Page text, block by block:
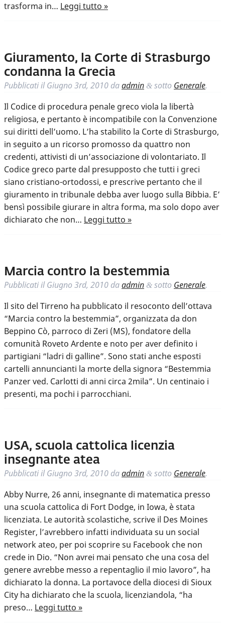
trasforma in… Leggi tutto »
Giuramento, la Corte di Strasburgo
condanna la Grecia
Pubblicati ilGiugno 3rd, 2010 daadmin & sotto Generale.
Il Codice di procedura penale greco viola la libertà
religiosa, e pertanto è incompatibile con la Convenzione
sui diritti dell’uomo. L’ha stabilito la Corte di Strasburgo,
in seguito a un ricorso promosso da quattro non
credenti, attivisti di un’associazione di volontariato. Il
Codice greco parte dal presupposto che tutti i greci
siano cristiano-ortodossi, e prescrive pertanto che il
giuramento in tribunale debba aver luogo sulla Bibbia. E’
bensì possibile giurare in altra forma, ma solo dopo aver
dichiarato che non… Leggi tutto »
Marcia contro la bestemmia
Pubblicati ilGiugno 3rd, 2010 daadmin & sotto Generale.
Il sito del Tirreno ha pubblicato il resoconto dell’ottava
“Marcia contro la bestemmia”, organizzata da don
Beppino Cò, parroco di Zeri (MS), fondatore della
comunità Roveto Ardente e noto per aver definito i
partigiani “ladri di galline”. Sono stati anche esposti
cartelli annuncianti la morte della signora “Bestemmia
Panzer ved. Carlotti di anni circa 2mila”. Un centinaio i
presenti, ma pochi i parrocchiani.
USA, scuola cattolica licenzia
insegnante atea
Pubblicati ilGiugno 3rd, 2010 daadmin & sotto Generale.
Abby Nurre, 26 anni, insegnante di matematica presso
una scuola cattolica di Fort Dodge, in Iowa, è stata
licenziata. Le autorità scolastiche, scrive il Des Moines
Register, l’avrebbero infatti individuata su un social
network ateo, per poi scoprire su Facebook che non
crede in Dio. “Non avrei mai pensato che una cosa del
genere avrebbe messo a repentaglio il mio lavoro”, ha
dichiarato la donna. La portavoce della diocesi di Sioux
City ha dichiarato che la scuola, licenziandola, “ha
preso… Leggi tutto »